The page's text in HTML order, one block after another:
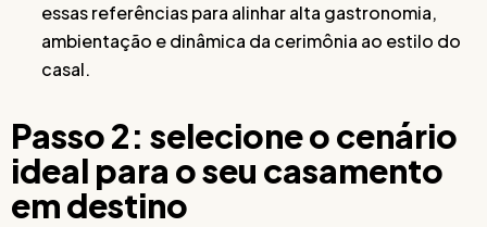
essas referências para alinhar alta gastronomia,
ambientação e dinâmica da cerimônia ao estilo do
casal.
Passo 2: selecione o cenário
ideal para o seu casamento
em destino